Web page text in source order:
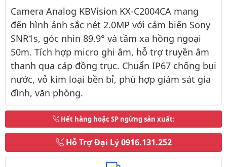
Camera Analog KBVision KX-C2004CA mang
đến hình ảnh sắc nét 2.0MP với cảm biến Sony
SNR1s, góc nhìn 89.9° và tầm xa hồng ngoại
50m. Tích hợp micro ghi âm, hỗ trợ truyền âm
thanh qua cáp đồng trục. Chuẩn IP67 chống bụi
nước, vỏ kim loại bền bỉ, phù hợp giám sát gia
đình, văn phòng.
Hết hàng hoặc SP ngừng sản xuất:
Hỗ Trợ Đại Lý0916.131.252